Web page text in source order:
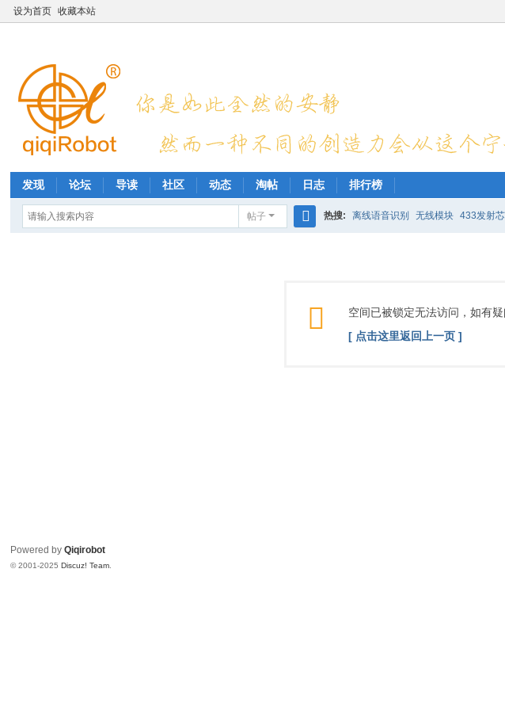
设为首页 收藏本站
发现 论坛 导读 社区 动态 淘帖 日志 排行榜
帖子 热搜: 离线语音识别 无线模块 433发射
空间已被锁定无法访问，如有
[ 点击这里返回上一页 ]
Powered byQiqirobot
© 2001-2025Discuz! Team